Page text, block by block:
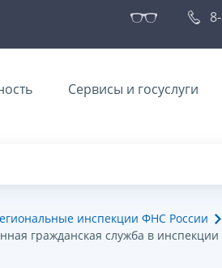
Сервисы и госуслуги
инспекции ФНС России
гражданская служба в инспекции